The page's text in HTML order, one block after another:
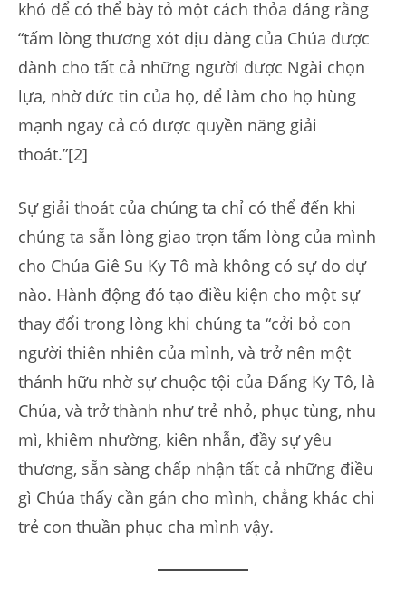
khó để có thể bày tỏ một cách thỏa đáng rằng
“tấm lòng thương xót dịu dàng của Chúa được
dành cho tất cả những người được Ngài chọn
lựa, nhờ đức tin của họ, để làm cho họ hùng
mạnh ngay cả có được quyền năng giải
thoát.”[2]
Sự giải thoát của chúng ta chỉ có thể đến khi
chúng ta sẵn lòng giao trọn tấm lòng của mình
cho Chúa Giê Su Ky Tô mà không có sự do dự
nào. Hành động đó tạo điều kiện cho một sự
thay đổi trong lòng khi chúng ta “cởi bỏ con
người thiên nhiên của mình, và trở nên một
thánh hữu nhờ sự chuộc tội của Đấng Ky Tô, là
Chúa, và trở thành như trẻ nhỏ, phục tùng, nhu
mì, khiêm nhường, kiên nhẫn, đầy sự yêu
thương, sẵn sàng chấp nhận tất cả những điều
gì Chúa thấy cần gán cho mình, chẳng khác chi
trẻ con thuần phục cha mình vậy.